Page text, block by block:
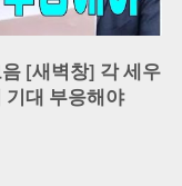
[새벽창] 각 세우
대 부응해야